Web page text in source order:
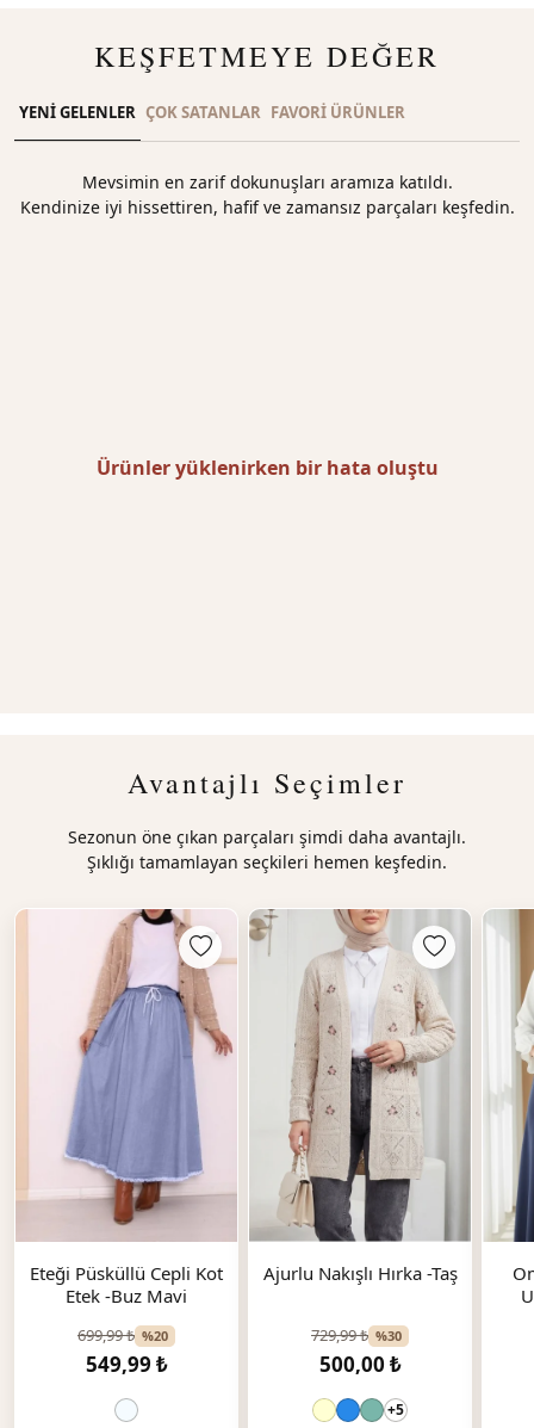
KEŞFETMEYE DEĞER
YENİ GELENLER ÇOK SATANLAR FAVORİ ÜRÜNLER
Mevsimin en zarif dokunuşları aramıza katıldı.
Kendinize iyi hissettiren, hafif ve zamansız parçaları keşfedin.
Ürünler yüklenirken bir hata oluştu
Avantajlı Seçimler
Sezonun öne çıkan parçaları şimdi daha avantajlı.
Şıklığı tamamlayan seçkileri hemen keşfedin.
Eteği Püsküllü Cepli Kot
Etek -Buz Mavi
699,99 ₺ %20
549,99 ₺
Ajurlu Nakışlı Hırka -Taş
729,99 ₺ %30
500,00 ₺
+5